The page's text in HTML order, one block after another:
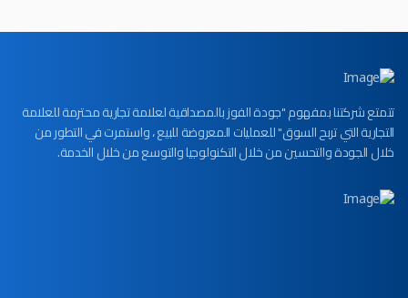
تتمتع شركتنا بمفهوم "جودة الفوز بالمصداقية لعلامة تجارية محترمة للعلامة
التجارية التي تربح السوق" للعمليات المعروضة للبيع ، واستمرت في التطور من
خلال الجودة والتحسين من خلال التكنولوجيا والتوسع من خلال الخدمة.